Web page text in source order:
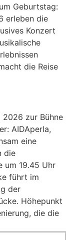
Geburtstag:
erleben die
Konzert
die Reise
2026 zur Bühne
AIDAperla,
eine
die
um 19.45 Uhr
führt im
der
Höhepunkt
die die